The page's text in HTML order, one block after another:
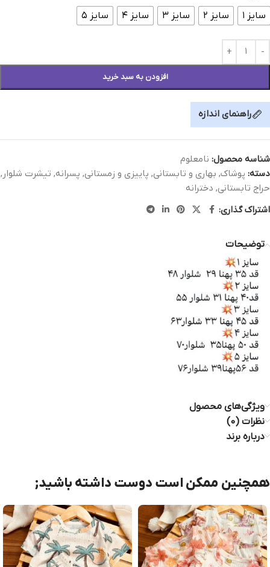
سایز ۱
سایز ۲ سایز ۳ سایز ۴ سایز ۵
افزودن به سبد خرید
راهنمای اندازه
شناسه محصول: نامعلوم
دسته: پوشاک, بهاری و تابستانی, پاییزی و زمستانی, پسرانه, تیشرت شلوار ,
حراج تابستانی, دخترانه
اشتراک گذاری:
توضیحات
ویژگی‌های محصول
نظرات (0)
درباره برند
همچنین ممکن است دوست داشته باشید;